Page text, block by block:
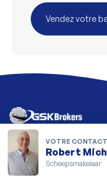
VOTRE CONTACT
Robert
Scheepsmakelaar
Vendez votre
Contact
location_onJozef Simonslaan 74,